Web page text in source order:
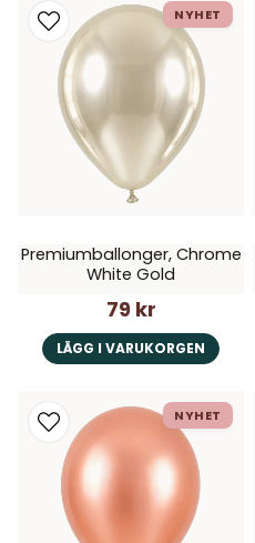
Premiumballonger, Chrome
White Gold
79 kr
LÄGG I VARUKORGEN
NYHET
NYHET